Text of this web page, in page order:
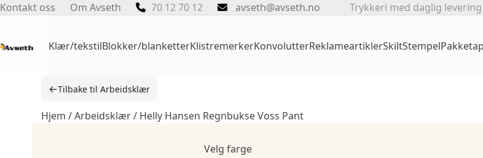
Skip
Kontakt oss Om Avseth 70 12 70 12 avseth@avseth.no Trykkeri med daglig levering
Klær/tekstilBlokker/blanketterKlistremerkerKonvolutterReklameartiklerSkiltStempel
←Tilbake til Arbeidsklær
Hjem /Arbeidsklær/ Helly Hansen Regnbukse Voss Pant
Velg farge